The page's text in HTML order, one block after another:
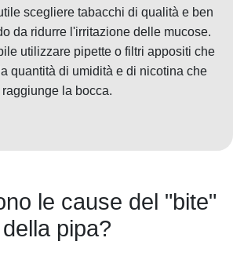
scegliere tabacchi di qualità e ben
da ridurre l'irritazione delle mucose.
utilizzare pipette o filtri appositi che
quantità di umidità e di nicotina che
raggiunge la bocca.
le cause del "bite"
della pipa?